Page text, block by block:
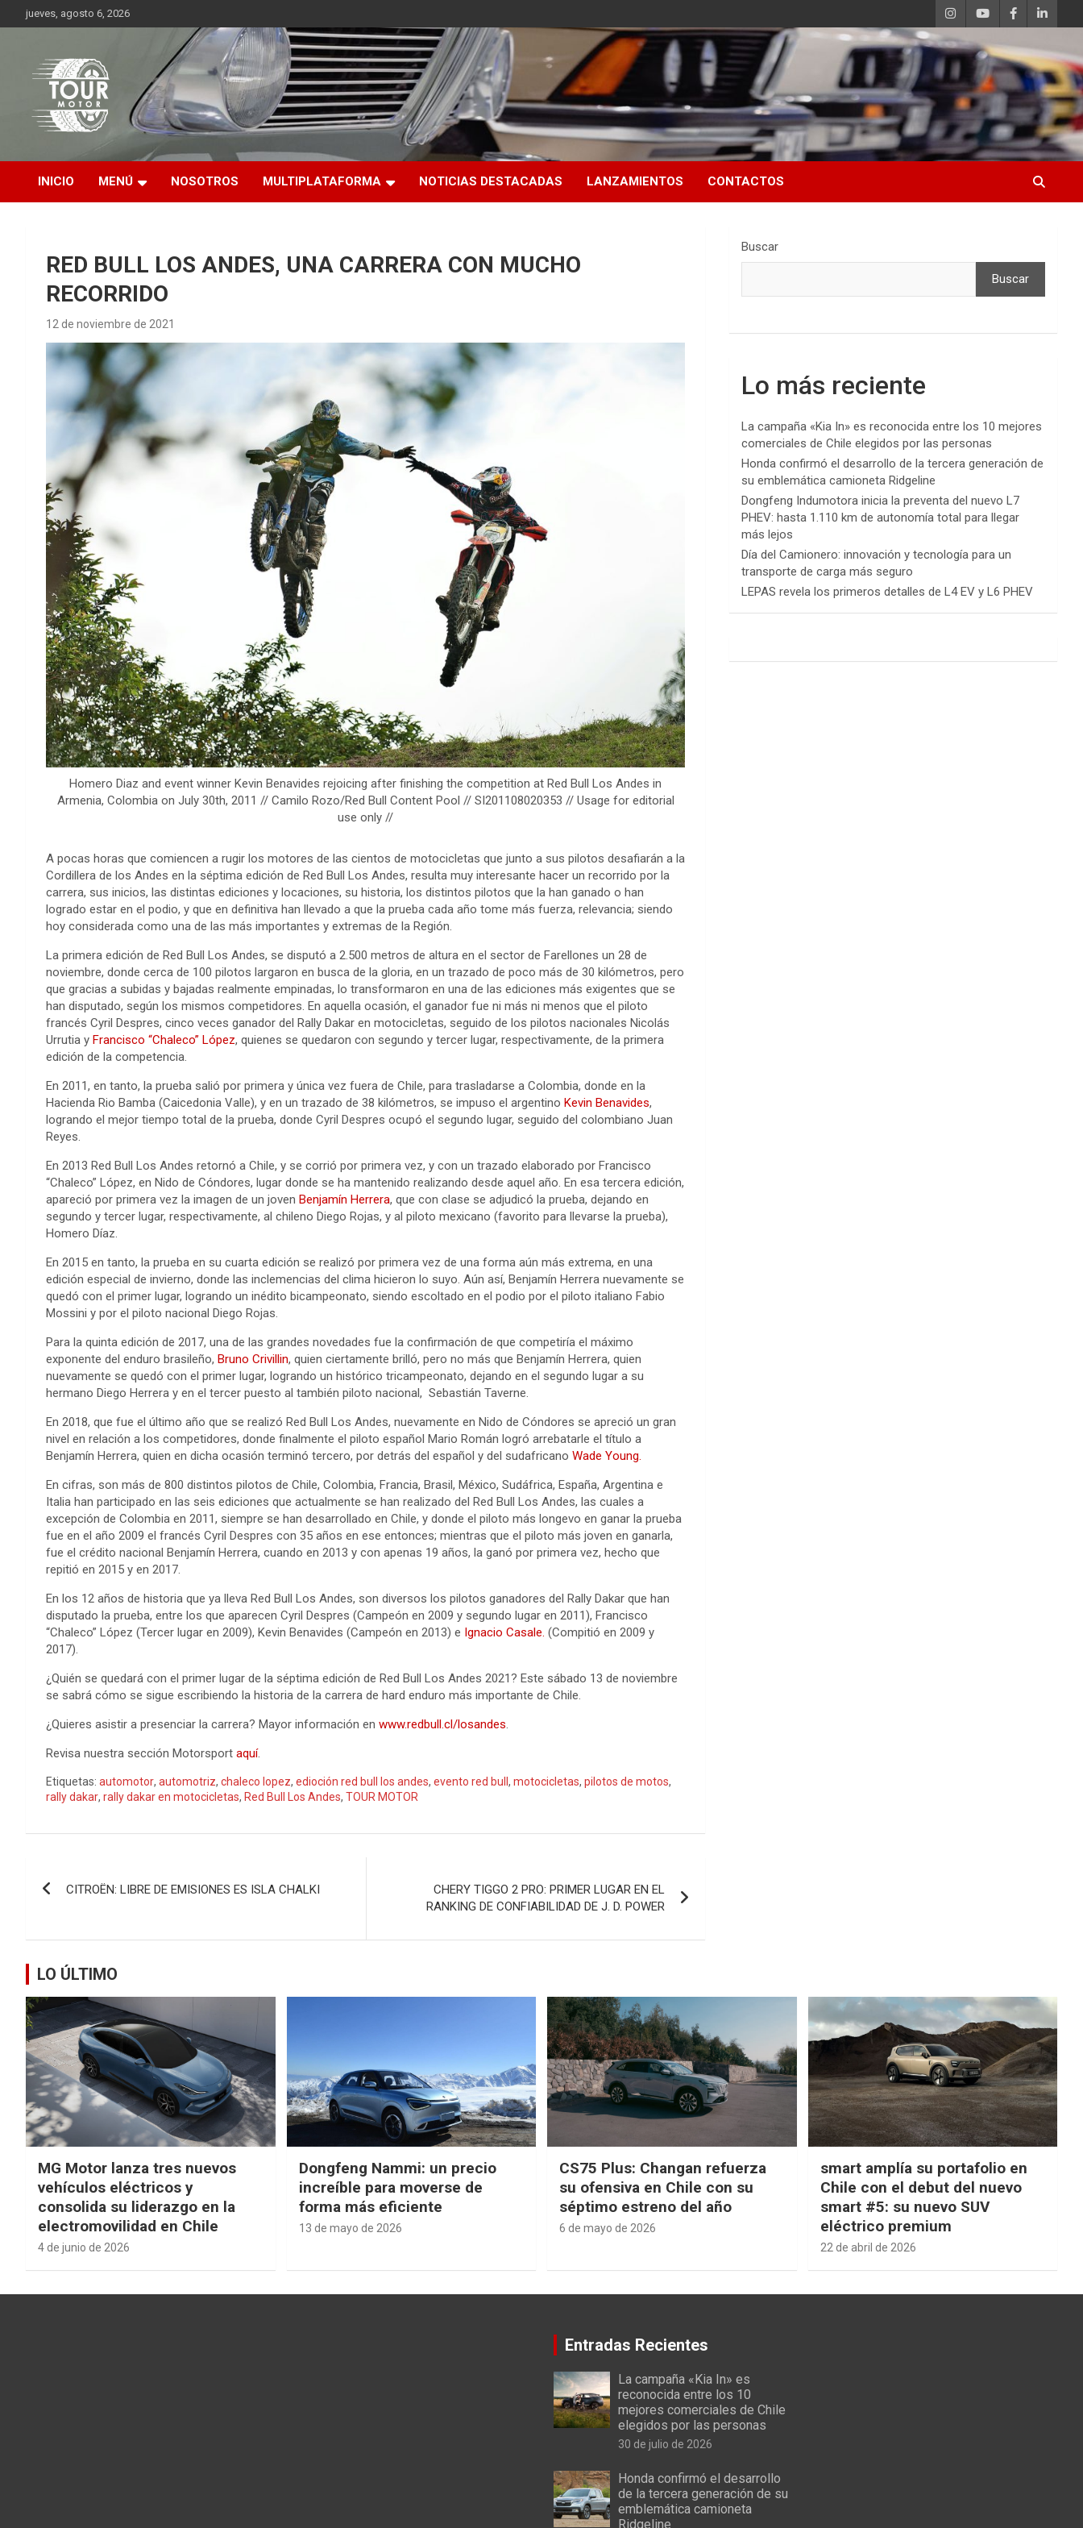
Saltar
al
jueves, agosto 6, 2026
Tour Motor
Plataforma de contenido audiovisual para el sector automotriz
INICIO MENÚ NOSOTROS MULTIPLATAFORMA NOTICIAS DESTACADAS LANZAMIENTOS CONTACTOS
RED BULL LOS ANDES, UNA CARRERA CON MUCHO
RECORRIDO
12 de noviembre de 2021
Homero Diaz and event winner Kevin Benavides rejoicing after finishing the competition at Red Bull Los Andes in
Armenia, Colombia on July 30th, 2011 // Camilo Rozo/Red Bull Content Pool // SI201108020353 // Usage for editorial
use only //
A pocas horas que comiencen a rugir los motores de las cientos de motocicletas que junto a sus pilotos desafiarán a la
Cordillera de los Andes en la séptima edición de Red Bull Los Andes, resulta muy interesante hacer un recorrido por la
carrera, sus inicios, las distintas ediciones y locaciones, su historia, los distintos pilotos que la han ganado o han
logrado estar en el podio, y que en definitiva han llevado a que la prueba cada año tome más fuerza, relevancia; siendo
hoy considerada como una de las más importantes y extremas de la Región.
La primera edición de Red Bull Los Andes, se disputó a 2.500 metros de altura en el sector de Farellones un 28 de
noviembre, donde cerca de 100 pilotos largaron en busca de la gloria, en un trazado de poco más de 30 kilómetros, pero
que gracias a subidas y bajadas realmente empinadas, lo transformaron en una de las ediciones más exigentes que se
han disputado, según los mismos competidores. En aquella ocasión, el ganador fue ni más ni menos que el piloto
francés Cyril Despres, cinco veces ganador del Rally Dakar en motocicletas, seguido de los pilotos nacionales Nicolás
Urrutia y Francisco “Chaleco” López, quienes se quedaron con segundo y tercer lugar, respectivamente, de la primera
edición de la competencia.
En 2011, en tanto, la prueba salió por primera y única vez fuera de Chile, para trasladarse a Colombia, donde en la
Hacienda Rio Bamba (Caicedonia Valle), y en un trazado de 38 kilómetros, se impuso el argentino Kevin Benavides,
logrando el mejor tiempo total de la prueba, donde Cyril Despres ocupó el segundo lugar, seguido del colombiano Juan
Reyes.
En 2013 Red Bull Los Andes retornó a Chile, y se corrió por primera vez, y con un trazado elaborado por Francisco
“Chaleco” López, en Nido de Cóndores, lugar donde se ha mantenido realizando desde aquel año. En esa tercera edición,
apareció por primera vez la imagen de un joven Benjamín Herrera, que con clase se adjudicó la prueba, dejando en
segundo y tercer lugar, respectivamente, al chileno Diego Rojas, y al piloto mexicano (favorito para llevarse la prueba),
Homero Díaz.
En 2015 en tanto, la prueba en su cuarta edición se realizó por primera vez de una forma aún más extrema, en una
edición especial de invierno, donde las inclemencias del clima hicieron lo suyo. Aún así, Benjamín Herrera nuevamente se
quedó con el primer lugar, logrando un inédito bicampeonato, siendo escoltado en el podio por el piloto italiano Fabio
Mossini y por el piloto nacional Diego Rojas.
Para la quinta edición de 2017, una de las grandes novedades fue la confirmación de que competiría el máximo
exponente del enduro brasileño, Bruno Crivillin, quien ciertamente brilló, pero no más que Benjamín Herrera, quien
nuevamente se quedó con el primer lugar, logrando un histórico tricampeonato, dejando en el segundo lugar a su
hermano Diego Herrera y en el tercer puesto al también piloto nacional, Sebastián Taverne.
En 2018, que fue el último año que se realizó Red Bull Los Andes, nuevamente en Nido de Cóndores se apreció un gran
nivel en relación a los competidores, donde finalmente el piloto español Mario Román logró arrebatarle el título a
Benjamín Herrera, quien en dicha ocasión terminó tercero, por detrás del español y del sudafricano Wade Young.
En cifras, son más de 800 distintos pilotos de Chile, Colombia, Francia, Brasil, México, Sudáfrica, España, Argentina e
Italia han participado en las seis ediciones que actualmente se han realizado del Red Bull Los Andes, las cuales a
excepción de Colombia en 2011, siempre se han desarrollado en Chile, y donde el piloto más longevo en ganar la prueba
fue en el año 2009 el francés Cyril Despres con 35 años en ese entonces; mientras que el piloto más joven en ganarla,
fue el crédito nacional Benjamín Herrera, cuando en 2013 y con apenas 19 años, la ganó por primera vez, hecho que
repitió en 2015 y en 2017.
En los 12 años de historia que ya lleva Red Bull Los Andes, son diversos los pilotos ganadores del Rally Dakar que han
disputado la prueba, entre los que aparecen Cyril Despres (Campeón en 2009 y segundo lugar en 2011), Francisco
“Chaleco” López (Tercer lugar en 2009), Kevin Benavides (Campeón en 2013) e Ignacio Casale. (Compitió en 2009 y
2017).
¿Quién se quedará con el primer lugar de la séptima edición de Red Bull Los Andes 2021? Este sábado 13 de noviembre
se sabrá cómo se sigue escribiendo la historia de la carrera de hard enduro más importante de Chile.
¿Quieres asistir a presenciar la carrera? Mayor información en www.redbull.cl/losandes.
Revisa nuestra sección Motorsport aquí.
Etiquetas: automotor, automotriz, chaleco lopez, edioción red bull los andes, evento red bull , motocicletas, pilotos de motos,
rally dakar, rally dakar en motocicletas, Red Bull Los Andes, TOUR MOTOR
entradas
CITROËN: LIBRE DE EMISIONES ES ISLA CHALKI
CHERY TIGGO 2 PRO: PRIMER LUGAR EN EL
RANKING DE CONFIABILIDAD DE J. D. POWER
Buscar
Buscar
Lo más reciente
La campaña «Kia In» es reconocida entre los 10 mejores
comerciales de Chile elegidos por las personas
Honda confirmó el desarrollo de la tercera generación de
su emblemática camioneta Ridgeline
Dongfeng Indumotora inicia la preventa del nuevo L7
PHEV: hasta 1.110 km de autonomía total para llegar
más lejos
Día del Camionero: innovación y tecnología para un
transporte de carga más seguro
LEPAS revela los primeros detalles de L4 EV y L6 PHEV
LO ÚLTIMO
MG Motor lanza tres nuevos
vehículos eléctricos y
consolida su liderazgo en la
electromovilidad en Chile
4 de junio de 2026
Dongfeng Nammi: un precio
increíble para moverse de
forma más eficiente
13 de mayo de 2026
CS75 Plus: Changan refuerza
su ofensiva en Chile con su
séptimo estreno del año
6 de mayo de 2026
smart amplía su portafolio en
Chile con el debut del nuevo
smart #5: su nuevo SUV
eléctrico premium
22 de abril de 2026
Entradas Recientes
La campaña «Kia In» es
reconocida entre los 10
mejores comerciales de Chile
elegidos por las personas
30 de julio de 2026
Honda confirmó el desarrollo
de la tercera generación de su
emblemática camioneta
Ridgeline